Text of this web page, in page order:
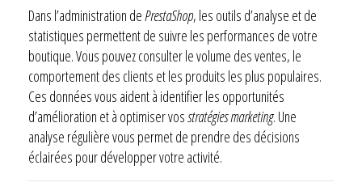
Dans l’administration dePrestaShop, les outils d’analyse et de
statistiques permettent de suivre les performances de votre
boutique. Vous pouvez consulter le volume des ventes, le
comportement des clients et les produits les plus populaires.
Ces données vous aident à identifier les opportunités
d’amélioration et à optimiser vosstratégies marketing. Une
analyse régulière vous permet de prendre des décisions
éclairées pour développer votre activité.